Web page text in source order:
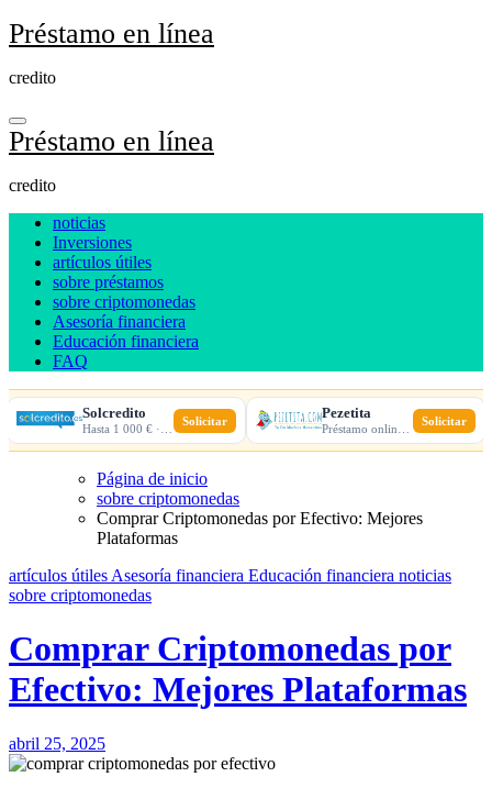
Ir
al
Préstamo en línea
credito
Préstamo en línea
credito
noticias
Inversiones
artículos útiles
sobre préstamos
sobre criptomonedas
Asesoría financiera
Educación financiera
FAQ
Solcredito Solicitar Pezetita Solicitar
Página de inicio
sobre criptomonedas
Comprar Criptomonedas por Efectivo: Mejores
Plataformas
artículos útiles Asesoría financiera Educación financiera noticias
sobre criptomonedas
Comprar Criptomonedas por
Efectivo: Mejores Plataformas
abril 25, 2025